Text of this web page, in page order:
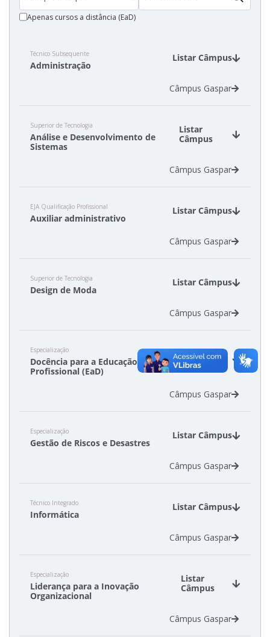
Como posso estudar no IFSC?
Calendário de inscrições
Cotas
Inscrições e acompanhamento
Orientações para Matrícula
Transferências e Retornos
Estatísticas dos Processos Seletivos
Apenas cursos a distância (EaD)
Técnico Subsequente
Administração
Listar Câmpus
Câmpus Gaspar
Superior de Tecnologia
Análise e Desenvolvimento de
Sistemas
Listar
Câmpus
Câmpus Gaspar
EJA Qualificação Profissional
Auxiliar administrativo
Listar Câmpus
Câmpus Gaspar
Superior de Tecnologia
Design de Moda
Listar Câmpus
Câmpus Gaspar
Especialização
Docência para a Educação
Profissional (EaD)
Listar
Câmpus
Câmpus Gaspar
Especialização
Gestão de Riscos e Desastres
Listar Câmpus
Câmpus Gaspar
Técnico Integrado
Informática
Listar Câmpus
Câmpus Gaspar
Especialização
Liderança para a Inovação
Organizacional
Listar
Câmpus
Câmpus Gaspar